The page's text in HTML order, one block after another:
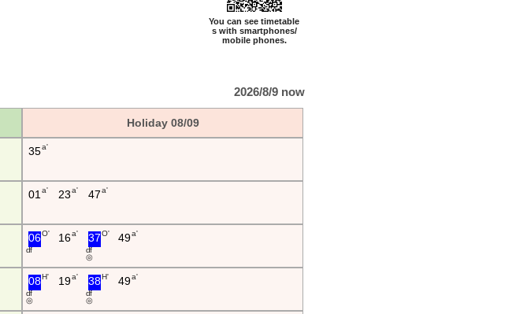
You can see timetable
s with smartphones/
mobile phones.
2026/8/9 now
Holiday 08/09
35a'
01 a' 23a' 47 a'
06O'
d f
16a' 37 O'
d f
◎
49a'
08H'
d f
◎
19a' 38H'
d f
◎
49a'